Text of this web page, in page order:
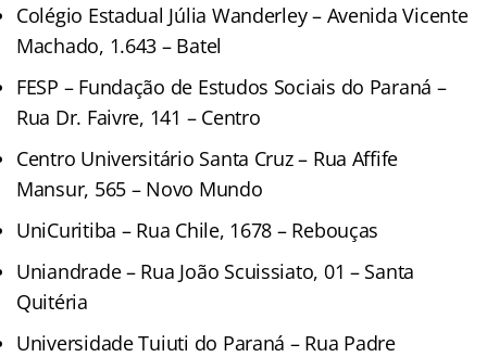
Colégio Estadual Júlia Wanderley – Avenida Vicente
Machado, 1.643 – Batel
FESP – Fundação de Estudos Sociais do Paraná –
Rua Dr. Faivre, 141 – Centro
Centro Universitário Santa Cruz – Rua Affife
Mansur, 565 – Novo Mundo
UniCuritiba – Rua Chile, 1678 – Rebouças
Uniandrade – Rua João Scuissiato, 01 – Santa
Quitéria
Universidade Tuiuti do Paraná – Rua Padre